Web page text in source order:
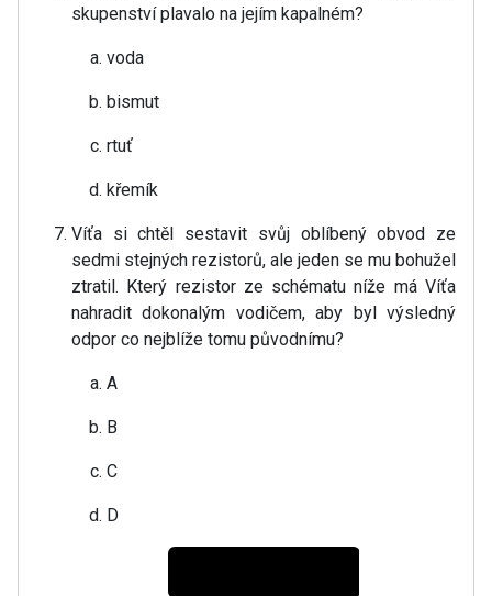
skupenství plavalo na jejím kapalném?
voda
bismut
rtuť
křemík
Víťa si chtěl sestavit svůj oblíbený obvod ze
sedmi stejných rezistorů, ale jeden se mu bohužel
ztratil. Který rezistor ze schématu níže má Víťa
nahradit dokonalým vodičem, aby byl výsledný
odpor co nejblíže tomu původnímu?
A
B
C
D